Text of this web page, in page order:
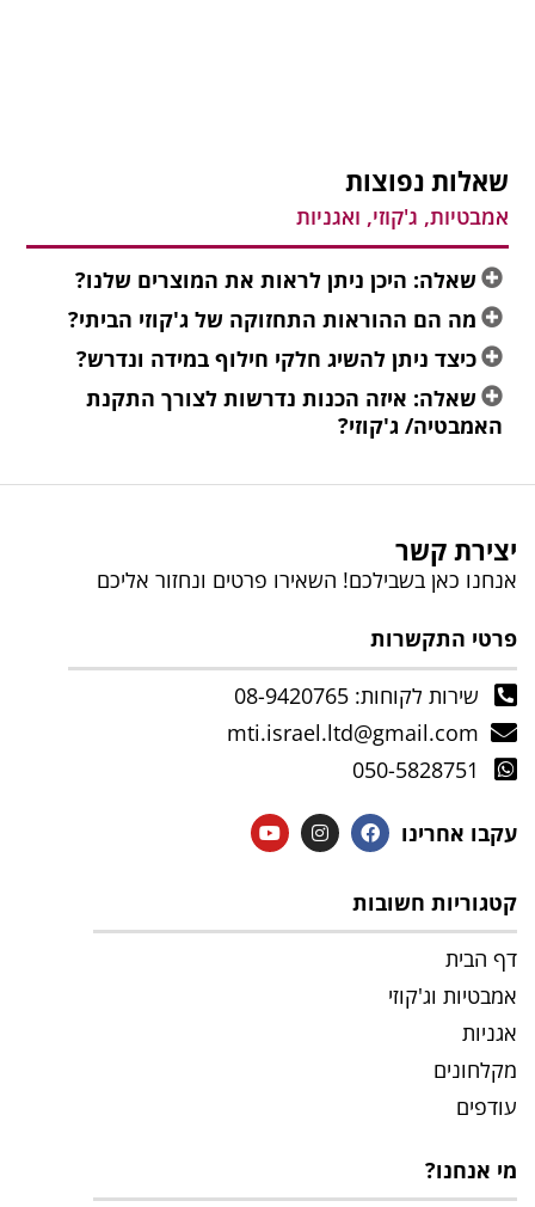
שאלות נפוצות
אמבטיות, ג'קוזי, ואגניות
שאלה: היכן ניתן לראות את המוצרים שלנו?
מה הם ההוראות התחזוקה של ג'קוזי הביתי?
כיצד ניתן להשיג חלקי חילוף במידה ונדרש?
שאלה: איזה הכנות נדרשות לצורך התקנת
האמבטיה/ ג'קוזי?
יצירת קשר
אנחנו כאן בשבילכם! השאירו פרטים ונחזור אליכם
פרטי התקשרות
שירות לקוחות: 08-9420765
mti.israel.ltd@gmail.com
050-5828751
עקבו אחרינו
קטגוריות חשובות
דף הבית
אמבטיות וג'קוזי
אגניות
מקלחונים
עודפים
מי אנחנו?